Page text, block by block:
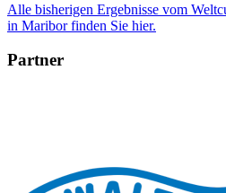
Alle bisherigen Ergebnisse vom
in Maribor finden Sie hier.
Partner